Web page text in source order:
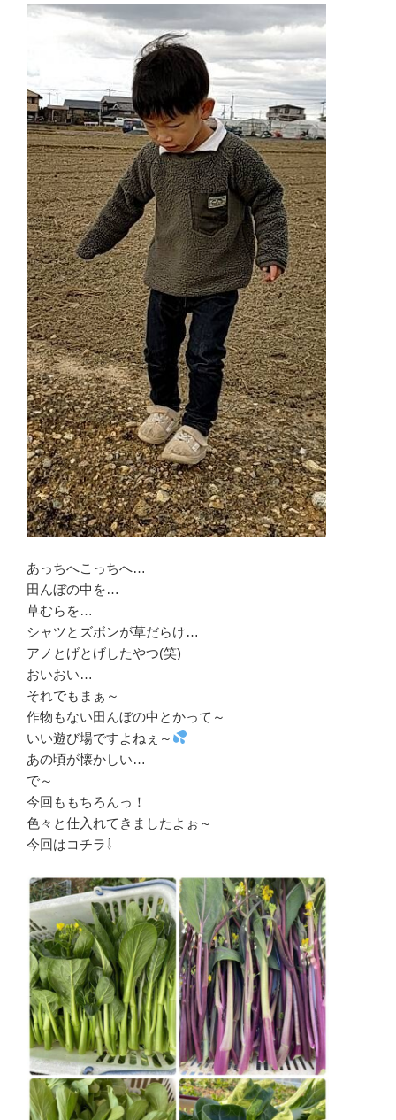
あっちへこっちへ…
田んぼの中を…
草むらを…
シャツとズボンが草だらけ…
アノとげとげしたやつ(笑)
おいおい…
それでもまぁ～
作物もない田んぼの中とかって～
いい遊び場ですよねぇ～
あの頃が懐かしい…
で～
今回ももちろんっ！
色々と仕入れてきましたよぉ～
今回はコチラ⇩